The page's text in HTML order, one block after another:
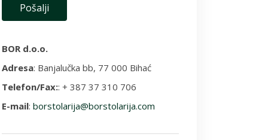
BOR d.o.o.
Adresa: Banjalučka bb, 77 000 Bihać
Telefon/Fax:: + 387 37 310 706
E-mail: borstolarija@borstolarija.com